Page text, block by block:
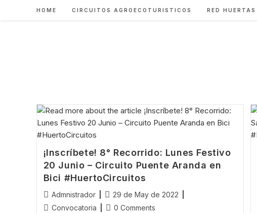
HOME CIRCUITOS AGROECOTURISTICOS RED HUERTAS
¡Inscríbete! 8° Recorrido: Lunes Festivo
20 Junio – Circuito Puente Aranda en
Bici #HuertoCircuitos
Post
author:
Admnistrador
Post
published:
29 de May de 2022
PostConvocatoria
Post0 Comments